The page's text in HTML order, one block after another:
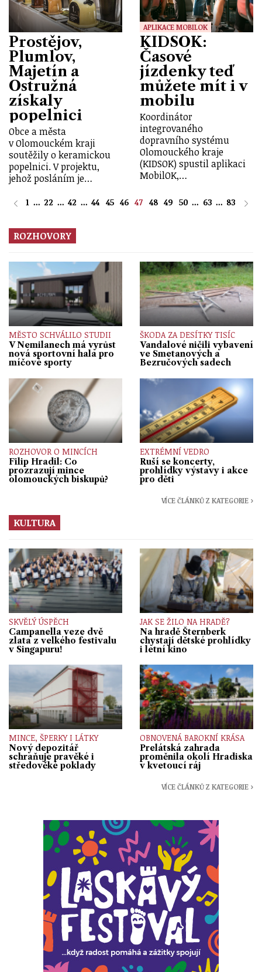
Prostějov,
Plumlov,
Majetín a
Ostružná
získaly
popelnici
Obce a města
v Olomouckém kraji
soutěžily o keramickou
popelnici. V projektu,
jehož posláním je…
APLIKACE MOBILOK
KIDSOK:
Časové
jízdenky teď
můžete mít i v
mobilu
Koordinátor
integrovaného
dopravního systému
Olomouckého kraje
(KIDSOK) spustil aplikaci
MobilOK,…
1 ... 22 ... 42 ... 44 45 46 47 48 49 50 ... 63 ... 83
ROZHOVORY
MĚSTO SCHVÁLILO STUDII
V Nemilanech má vyrůst
nová sportovní hala pro
míčové sporty
ŠKODA ZA DESÍTKY TISÍC
Vandalové ničili vybavení
ve Smetanových a
Bezručových sadech
ROZHOVOR O MINCÍCH
Filip Hradil: Co
prozrazují mince
olomouckých biskupů?
EXTRÉMNÍ VEDRO
Ruší se koncerty,
prohlídky výstavy i akce
pro děti
VÍCE ČLÁNKŮ Z KATEGORIE ›
KULTURA
SKVĚLÝ ÚSPĚCH
Campanella veze dvě
zlata z velkého festivalu
v Singapuru!
JAK SE ŽILO NA HRADĚ?
Na hradě Šternberk
chystají dětské prohlídky
i letní kino
MINCE, ŠPERKY I LÁTKY
Nový depozitář
schraňuje pravěké i
středověké poklady
OBNOVENÁ BAROKNÍ KRÁSA
Prelátská zahrada
proměnila okolí Hradiska
v kvetoucí ráj
VÍCE ČLÁNKŮ Z KATEGORIE ›